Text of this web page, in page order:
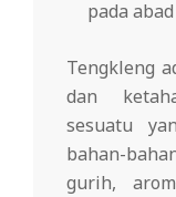
pada
Tengkleng
dan
sesuatu
bahan-
gurih,